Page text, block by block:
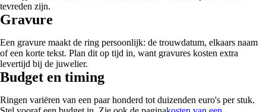
tevreden zijn.
Gravure
Een gravure maakt de ring persoonlijk: de trouwdatum, elkaars naam
of een korte tekst. Plan dit op tijd in, want gravures kosten extra
levertijd bij de juwelier.
Budget en timing
Ringen variëren van een paar honderd tot duizenden euro's per stuk.